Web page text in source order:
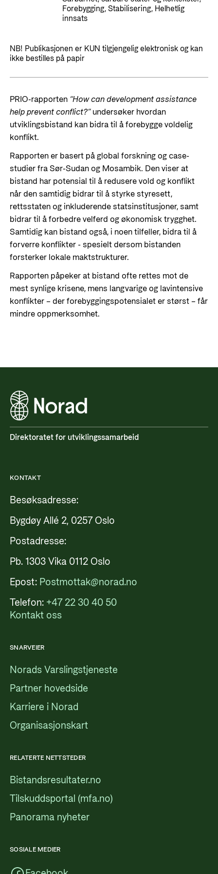
Styresett og økonomisk utvikling
For næringslivet
fornybar energi
Norad - Partnerskap med privat sektor
Nyttige lenker
Viktige dokumenter og lenker
Partnerfordeling
Evalueringer (Norec)
Kontakt oss
Norads Varslingstjeneste
Presse og media
Postjournal
Personvern
Forebygging, Stabilisering, Helhetlig
innsats
NB! Publikasjonen er KUN tilgjengelig elektronisk og kan
ikke bestilles på papir
PRIO-rapporten “How can development assistance
help prevent conflict?”undersøker hvordan
utviklingsbistand kan bidra til å forebygge voldelig
konflikt.
Rapporten er basert på global forskning og case-
studier fra Sør‑Sudan og Mosambik. Den viser at
bistand har potensial til å redusere vold og konflikt
når den samtidig bidrar til å styrke styresett,
rettsstaten og inkluderende statsinstitusjoner, samt
bidrar til å forbedre velferd og økonomisk trygghet.
Samtidig kan bistand også, i noen tilfeller, bidra til å
forverre konflikter - spesielt dersom bistanden
forsterker lokale maktstrukturer.
Rapporten påpeker at bistand ofte rettes mot de
mest synlige krisene, mens langvarige og lavintensive
konflikter – der forebyggingspotensialet er størst – får
mindre oppmerksomhet.
Direktoratet for utviklingssamarbeid
KONTAKT
Besøksadresse:
Bygdøy Allé 2, 0257 Oslo
Postadresse:
Pb. 1303 Vika 0112 Oslo
Epost: Postmottak@norad.no
Telefon: +47 22 30 40 50
Kontakt oss
SNARVEIER
Norads Varslingstjeneste
Partner hovedside
Karriere i Norad
Organisasjonskart
RELATERTE NETTSTEDER
Bistandsresultater.no
Tilskuddsportal (mfa.no)
Panorama nyheter
SOSIALE MEDIER